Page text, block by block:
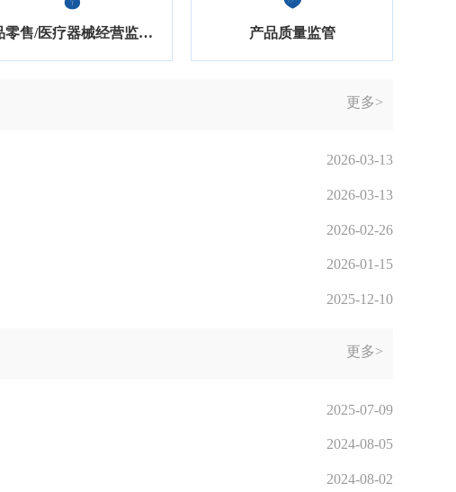
药品零售/医疗器械经营监督检查 产品质量监管
更多>
2026-03-13
2026-03-13
2026-02-26
2026-01-15
2025-12-10
更多>
2025-07-09
2024-08-05
2024-08-02